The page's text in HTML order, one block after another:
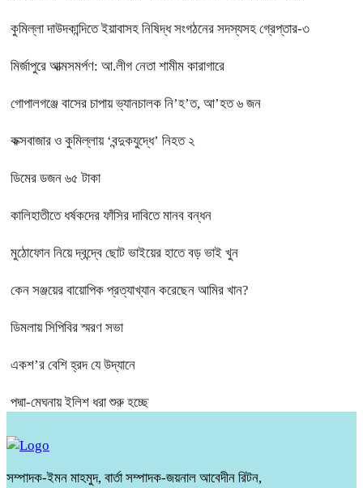
কুমিল্লা দাউদকান্দিতে ইয়াবাসহ নিষিদ্ধ সংগঠনের সদস্যসহ গ্রেপ্তার-৩
মির্জাপুরে আত্মসমর্পণ: আ.লীগ নেতা শামীম কারাগারে
গোপালগঞ্জে বাসের চাপায় ভ্যানচালক নি’হ’ত, আ’হত ৬ জন
কক্সবাজার ও কুমিল্লায় ‘বন্দুকযুদ্ধে’ নিহত ২
ডিমের ডজন ৬৫ টাকা
কালিহাতীতে ধর্ষকদের ফাঁসির দাবিতে মানব বন্ধন
মুঠোফোন নিয়ে দ্বন্দ্বে ছোট ভাইয়ের হাতে বড় ভাই খুন
কেন সঞ্জয়ের বায়োপিক প্রত্যাখ্যান করেছেন আমির খান?
ডিমলায় সিপিবির স্মরণ সভা
একশ’র বেশি হ্রদ যে উদ্যানে
পদ্মা-মেঘনায় ইলিশ ধরা শুরু হচ্ছে
সম্পাদক-ইমন মাহমুদ, বার্তা সম্পাদক-জয়নাল আবেদীন রিটন,